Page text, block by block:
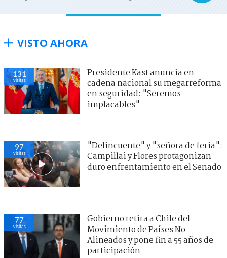
VISTO AHORA
131
visitas
Presidente Kast anuncia en
cadena nacional su megarreforma
en seguridad: "Seremos
implacables"
97
visitas
"Delincuente" y "señora de feria":
Campillai y Flores protagonizan
duro enfrentamiento en el Senado
77
visitas
Gobierno retira a Chile del
Movimiento de Países No
Alineados y pone fin a 55 años de
participación